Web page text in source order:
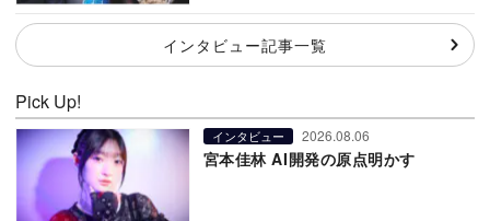
インタビュー記事一覧
Pick Up!
インタビュー 2026.08.06
宮本佳林 AI開発の原点明かす